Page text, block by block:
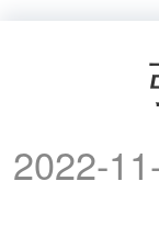
2022-